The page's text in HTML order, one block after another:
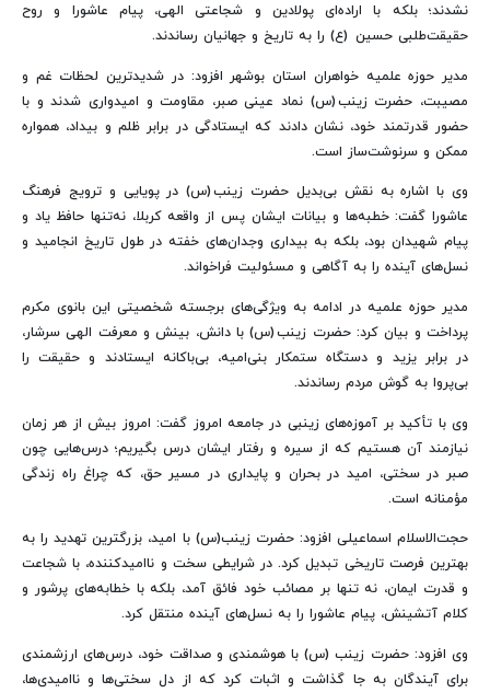
نشدند؛ بلکه با اراده‌ای پولادین و شجاعتی الهی، پیام عاشورا و روح
حقیقت‌طلبی حسین (ع) را به تاریخ و جهانیان رساندند.
مدیر حوزه علمیه خواهران استان بوشهر افزود: در شدیدترین لحظات غم و
مصیبت، حضرت زینب (س) نماد عینی صبر، مقاومت و امیدواری شدند و با
حضور قدرتمند خود، نشان دادند که ایستادگی در برابر ظلم و بیداد، همواره
ممکن و سرنوشت‌ساز است.
وی با اشاره به نقش بی‌بدیل حضرت زینب (س) در پویایی و ترویج فرهنگ
عاشورا گفت: خطبه‌ها و بیانات ایشان پس از واقعه کربلا، نه‌تنها حافظ یاد و
پیام شهیدان بود، بلکه به بیداری وجدان‌های خفته در طول تاریخ انجامید و
نسل‌های آینده را به آگاهی و مسئولیت فراخواند.
مدیر حوزه علمیه در ادامه به ویژگی‌های برجسته شخصیتی این بانوی مکرم
پرداخت و بیان کرد: حضرت زینب (س) با دانش، بینش و معرفت الهی سرشار،
در برابر یزید و دستگاه ستمکار بنی‌امیه، بی‌باکانه ایستادند و حقیقت را
بی‌پروا به گوش مردم رساندند.
وی با تأکید بر آموزه‌های زینبی در جامعه امروز گفت: امروز بیش از هر زمان
نیازمند آن هستیم که از سیره و رفتار ایشان درس بگیریم؛ درس‌هایی چون
صبر در سختی، امید در بحران و پایداری در مسیر حق، که چراغ راه زندگی
مؤمنانه است.
حجت‌الاسلام اسماعیلی افزود: ‌حضرت زینب(س) با امید، بزرگترین تهدید را به
بهترین فرصت تاریخی تبدیل کرد. در شرایطی سخت و ناامیدکننده، با شجاعت
و قدرت ایمان، نه تنها بر مصائب خود فائق آمد، بلکه با خطابه‌های پرشور و
کلام آتشینش، پیام عاشورا را به نسل‌های آینده منتقل کرد.
وی افزود: حضرت زینب (س) با هوشمندی و صداقت خود، درس‌های ارزشمندی
برای آیندگان به جا گذاشت و اثبات کرد که از دل سختی‌ها و ناامیدی‌ها،